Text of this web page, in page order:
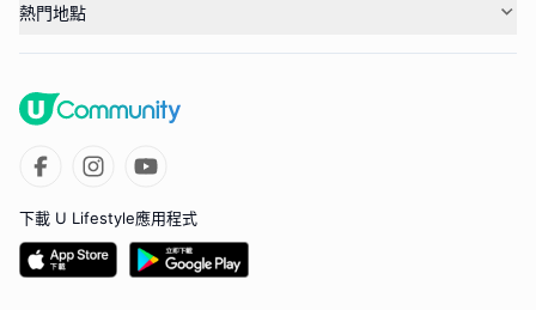
熱門地點
下載 U Lifestyle應用程式